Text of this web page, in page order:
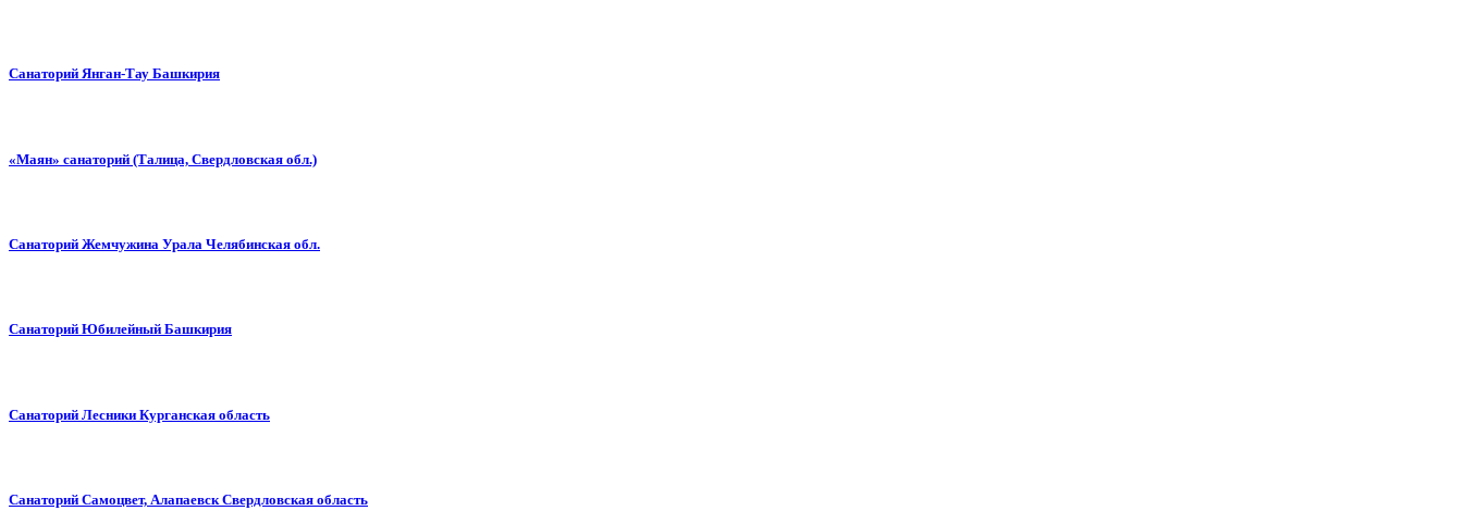
Санаторий Янган-Тау Башкирия
«Маян» санаторий (Талица, Свердловская обл.)
Санаторий Жемчужина Урала Челябинская обл.
Санаторий Юбилейный Башкирия
Санаторий Лесники Курганская область
Санаторий Самоцвет, Алапаевск Свердловская область